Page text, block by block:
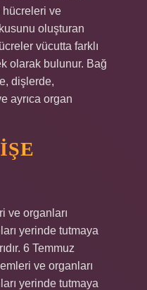
hücreleri ve
oluşturan
vücutta farklı
olarak bulunur. Bağ
dişlerde,
ayrıca organ
ve organları
yerinde tutmaya
6 Temmuz
ve organları
yerinde tutmaya